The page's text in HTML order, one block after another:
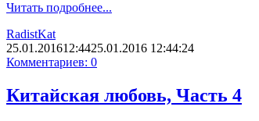
Читать подробнее...
RadistKat
25.01.201612:4425.01.2016 12:44:24
Комментариев: 0
Китайская любовь, Часть 4